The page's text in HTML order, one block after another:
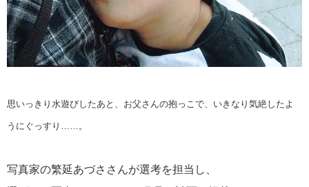
思いっきり水遊びしたあと、お父さんの抱っこで、いきなり気絶したよ
うにぐっすり……。
写真家の繁延あづささんが選考を担当し、